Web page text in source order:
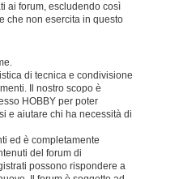
ai forum, escludendo così
che non esercita in questo
di tecnica e condivisione
Il nostro scopo è
HOBBY per poter
e aiutare chi ha necessità di
ed è completamente
del forum di
possono rispondere a